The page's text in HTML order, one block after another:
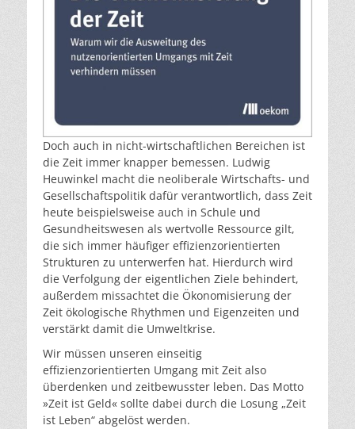
Doch auch in nicht-wirtschaftlichen Bereichen ist
die Zeit immer knapper bemessen. Ludwig
Heuwinkel macht die neoliberale Wirtschafts- und
Gesellschaftspolitik dafür verantwortlich, dass Zeit
heute beispielsweise auch in Schule und
Gesundheitswesen als wertvolle Ressource gilt,
die sich immer häufiger effizienzorientierten
Strukturen zu unterwerfen hat. Hierdurch wird
die Verfolgung der eigentlichen Ziele behindert,
außerdem missachtet die Ökonomisierung der
Zeit ökologische Rhythmen und Eigenzeiten und
verstärkt damit die Umweltkrise.
Wir müssen unseren einseitig
effizienzorientierten Umgang mit Zeit also
überdenken und zeitbewusster leben. Das Motto
»Zeit ist Geld« sollte dabei durch die Losung „Zeit
ist Leben“ abgelöst werden.